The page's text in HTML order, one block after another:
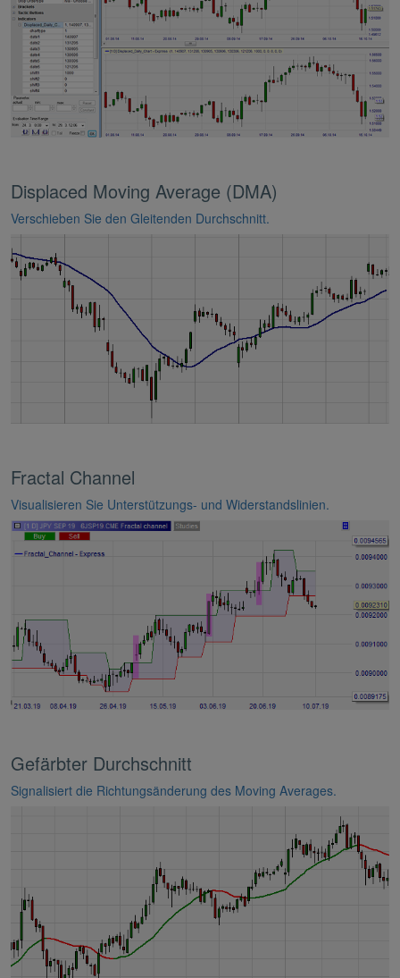
Displaced Moving Average (DMA)
Verschieben Sie den Gleitenden Durchschnitt.
Fractal Channel
Visualisieren Sie Unterstützungs- und Widerstandslinien.
Gefärbter Durchschnitt
Signalisiert die Richtungsänderung des Moving Averages.